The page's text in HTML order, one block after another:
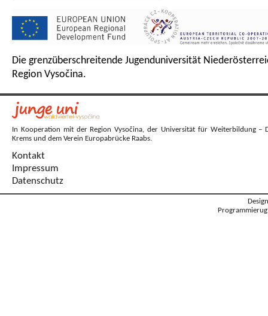
Die grenzüberschreitende Jugenduniversität
Region Vysočina.
In Kooperation mit der Region Vysočina, der Universität für Weiterbildung –
Krems und dem Verein Europabrücke Raabs.
Kontakt
Impressum
Datenschutz